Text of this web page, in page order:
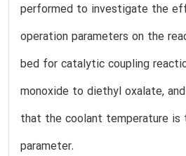
performed to investigate the
operation parameters on the
bed for catalytic coupling
monoxide to diethyl oxalate,
that the coolant temperature is
parameter.